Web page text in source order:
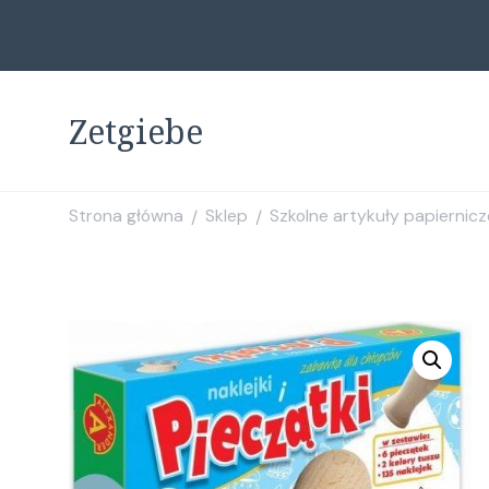
Zetgiebe
Strona główna / Sklep / Szkolne artykuły